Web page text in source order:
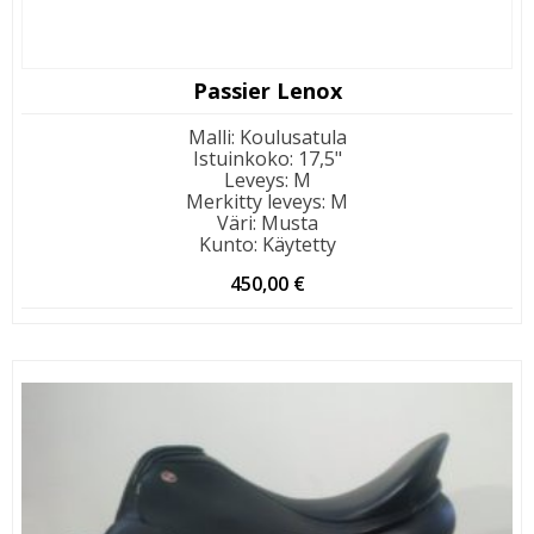
Passier Lenox
Malli: Koulusatula
Istuinkoko: 17,5"
Leveys: M
Merkitty leveys: M
Väri: Musta
Kunto: Käytetty
450,00 €